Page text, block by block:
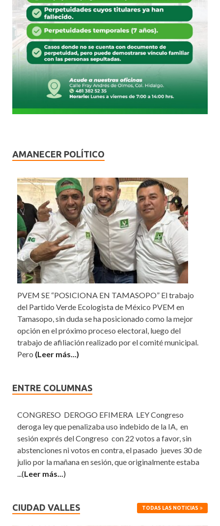
AMANECER POLÍTICO
PVEM SE “POSICIONA EN TAMASOPO” El trabajo
del Partido Verde Ecologista de México PVEM en
Tamasopo, sin duda se ha posicionado como la mejor
opción en el próximo proceso electoral, luego del
trabajo de afiliación realizado por el comité municipal.
Pero (Leer más...)
ENTRE COLUMNAS
CONGRESO DEROGO EFIMERA LEY Congreso
deroga ley que penalizaba uso indebido de la IA, en
sesión exprés del Congreso con 22 votos a favor, sin
abstenciones ni votos en contra, el pasado jueves 30 de
julio por la mañana en sesión, que originalmente estaba
...(Leer más... )
CIUDAD VALLES TODAS LAS NOTICIAS